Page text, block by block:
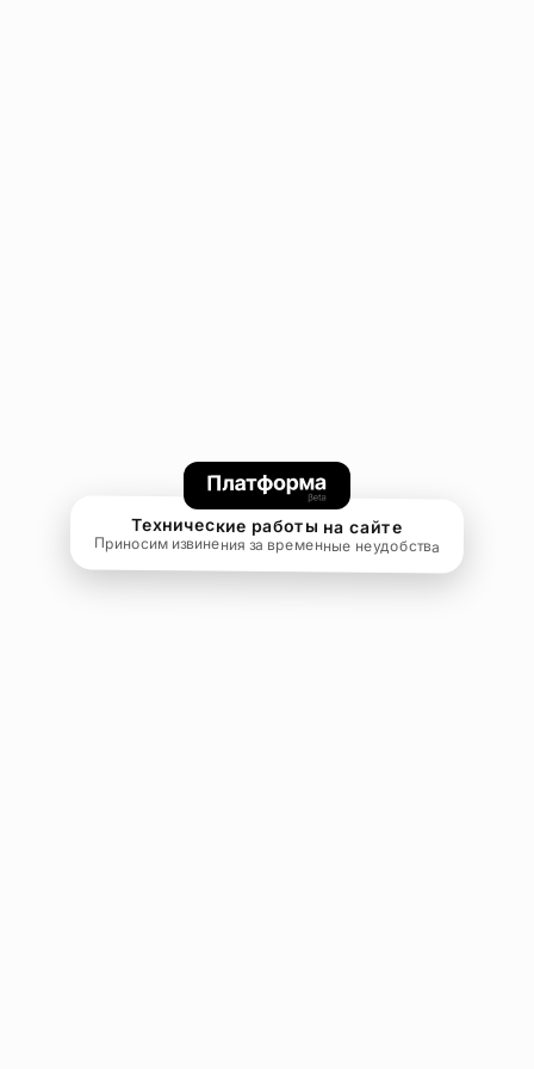
Технические работы на сайте
Приносим извинения за временные неудобства